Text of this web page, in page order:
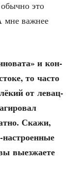
это
мне важ­нее
и кон­
то часто
от левац­
Ска­жи,
настро­ен­ные
выез­жа­е­те